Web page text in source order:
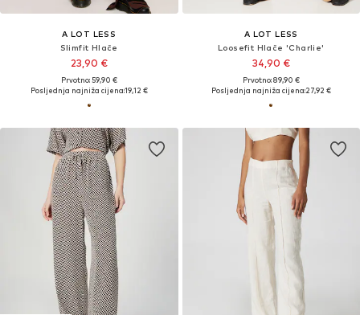
A LOT LESS
Slimfit Hlače
23,90 €
Prvotno: 59,90 €
Posljednja najniža cijena:19,12 €
A LOT LESS
Loosefit Hlače 'Charlie'
34,90 €
Prvotno: 89,90 €
Posljednja najniža cijena:27,92 €